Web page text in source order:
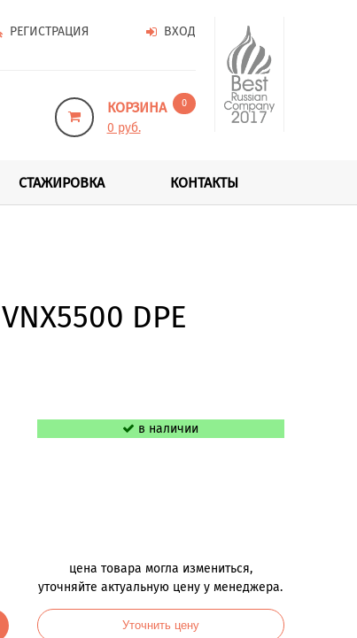
ВХОД
РЕГИСТРАЦИЯ
КОРЗИНА 0
0 руб.
СТАЖИРОВКА КОНТАКТЫ
DPE
в наличии
цена товара могла измениться,
уточняйте актуальную цену у менеджера.
Уточнить цену